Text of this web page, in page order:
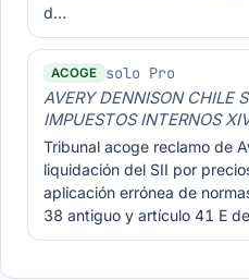
d…
ACOGE solo Pro
AVERY DENNISON CHILE
IMPUESTOS INTERNOS
Tribunal acoge reclamo de
liquidación del SII por
aplicación errónea de
38 antiguo y artículo 41 E